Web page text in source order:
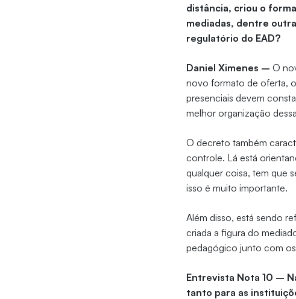
distância, criou o
mediadas, dentre
regulatório do EAD?
Daniel Ximenes –O
novo formato de oferta,
presenciais devem
melhor organização
O decreto também
controle. Lá está
qualquer coisa, tem que
isso é muito importante.
Além disso, está sendo
criada a figura do
pedagógico junto com
Entrevista Nota 10 –
tanto para as